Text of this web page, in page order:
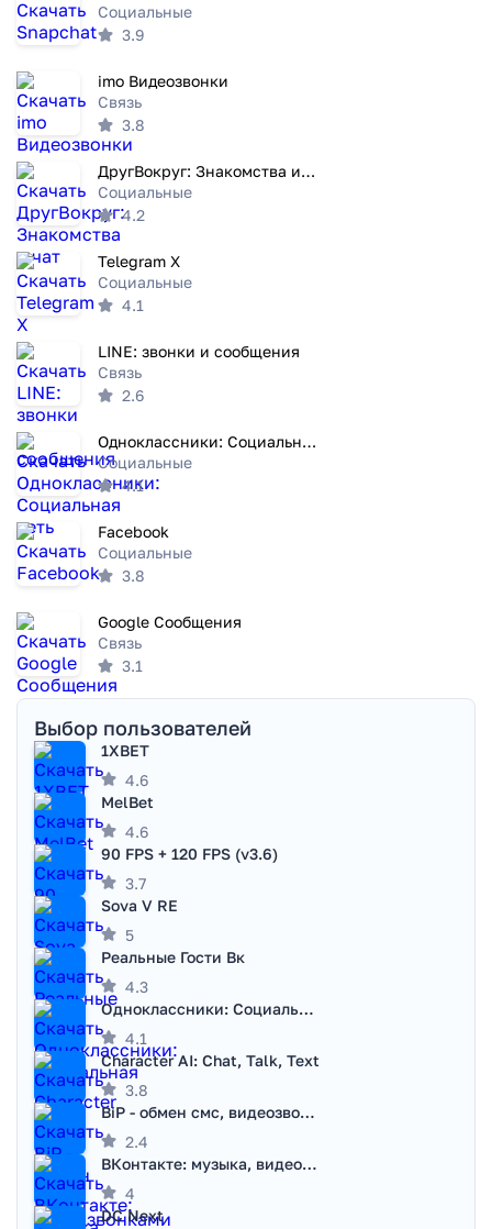
Социальные
3.9
imo Видеозвонки
Связь
3.8
ДругВокруг: Знакомства и чат
Социальные
4.2
Telegram X
Социальные
4.1
LINE: звонки и сообщения
Связь
2.6
Одноклассники: Социальная сеть
Социальные
4.1
Facebook
Социальные
3.8
Google Сообщения
Связь
3.1
Выбор пользователей
1XBET
4.6
MelBet
4.6
90 FPS + 120 FPS (v3.6)
3.7
Sova V RE
5
Реальные Гости Вк
4.3
Одноклассники: Социальная сеть
4.1
Character AI: Chat, Talk, Text
3.8
BiP - обмен смс, видеозвонками
2.4
ВКонтакте: музыка, видео, чат
4
DC Next